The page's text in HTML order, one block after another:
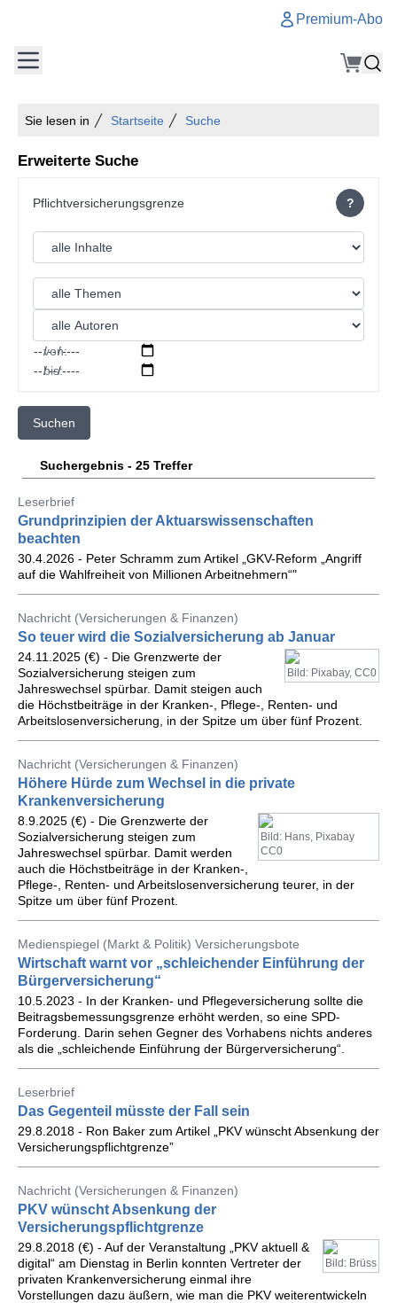
Premium-Abo
Sie lesen in Startseite Suche
Erweiterte Suche
?
von:
bis:
Suchen
Suchergebnis - 25 Treffer
Leserbrief
Grundprinzipien der Aktuarswissenschaften
beachten
30.4.2026 - Peter Schramm zum Artikel „GKV-Reform „Angriff
auf die Wahlfreiheit von Millionen Arbeitnehmern“"
Nachricht (Versicherungen & Finanzen)
So teuer wird die Sozialversicherung ab Januar
Bild: Pixabay, CC0
24.11.2025 (€) - Die Grenzwerte der
Sozialversicherung steigen zum
Jahreswechsel spürbar. Damit steigen auch
die Höchstbeiträge in der Kranken-, Pflege-, Renten- und
Arbeitslosenversicherung, in der Spitze um über fünf Prozent.
Nachricht (Versicherungen & Finanzen)
Höhere Hürde zum Wechsel in die private
Krankenversicherung
Bild: Hans, Pixabay
CC0
8.9.2025 (€) - Die Grenzwerte der
Sozialversicherung steigen zum
Jahreswechsel spürbar. Damit werden
auch die Höchstbeiträge in der Kranken-,
Pflege-, Renten- und Arbeitslosenversicherung teurer, in der
Spitze um über fünf Prozent.
Medienspiegel (Markt & Politik) Versicherungsbote
Wirtschaft warnt vor „schleichender Einführung der
Bürgerversicherung“
10.5.2023 - In der Kranken- und Pflegeversicherung sollte die
Beitragsbemessungsgrenze erhöht werden, so eine SPD-
Forderung. Darin sehen Gegner des Vorhabens nichts anderes
als die „schleichende Einführung der Bürgerversicherung“.
Leserbrief
Das Gegenteil müsste der Fall sein
29.8.2018 - Ron Baker zum Artikel „PKV wünscht Absenkung der
Versicherungspflichtgrenze”
Nachricht (Versicherungen & Finanzen)
PKV wünscht Absenkung der
Versicherungspflichtgrenze
Bild: Brüss
29.8.2018 (€) - Auf der Veranstaltung „PKV aktuell &
digital“ am Dienstag in Berlin konnten Vertreter der
privaten Krankenversicherung einmal ihre
Vorstellungen dazu äußern, wie man die PKV weiterentwickeln